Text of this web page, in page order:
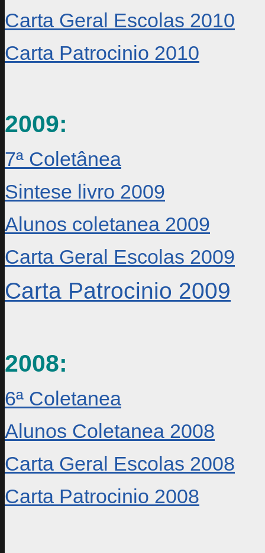
Carta Geral Escolas 2010
Carta Patrocinio 2010
2009:
7ª Coletânea
Sintese livro 2009
Alunos coletanea 2009
Carta Geral Escolas 2009
Carta Patrocinio 2009
2008:
6ª Coletanea
Alunos Coletanea 2008
Carta Geral Escolas 2008
Carta Patrocinio 2008